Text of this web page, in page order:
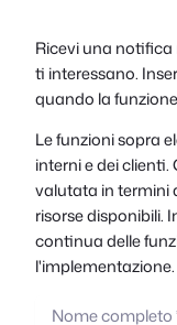
Ricevi una
ti interessano.
quando la
Le funzioni sopra
interni e dei
valutata in termini
risorse disponibili.
continua delle
l'implementazione.